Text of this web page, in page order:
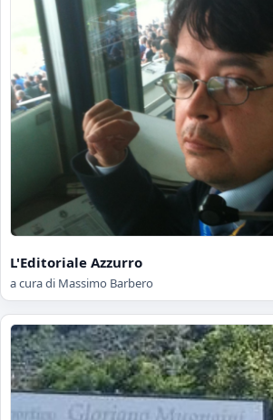
L'Editoriale Azzurro
a cura di Massimo Barbero